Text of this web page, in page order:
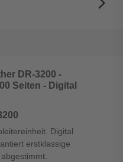
arrow_forward_ios
DR-3200 -
Seiten - Digital
Digital
erstklassige